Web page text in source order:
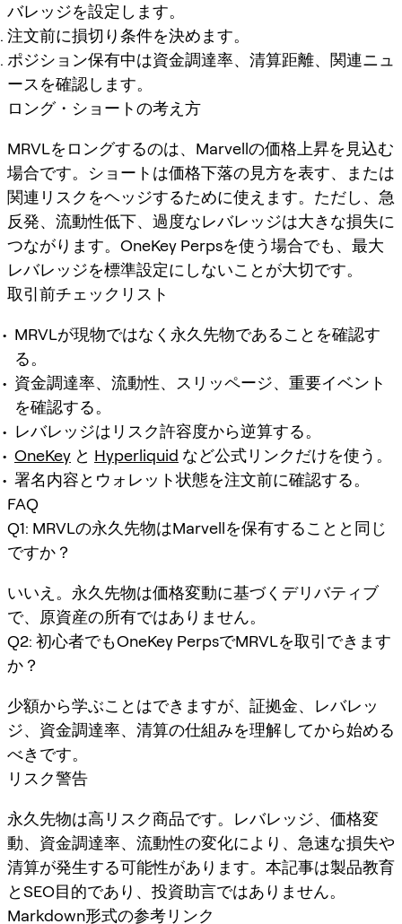
バレッジを設定します。
注文前に損切り条件を決めます。
ポジション保有中は資金調達率、清算距離、関連ニュ
ースを確認します。
ロング・ショートの考え方
MRVLをロングするのは、Marvellの価格上昇を見込む
場合です。ショートは価格下落の見方を表す、または
関連リスクをヘッジするために使えます。ただし、急
反発、流動性低下、過度なレバレッジは大きな損失に
つながります。OneKey Perpsを使う場合でも、最大
レバレッジを標準設定にしないことが大切です。
取引前チェックリスト
MRVLが現物ではなく永久先物であることを確認す
る。
資金調達率、流動性、スリッページ、重要イベント
を確認する。
レバレッジはリスク許容度から逆算する。
OneKey と Hyperliquid など公式リンクだけを使う。
署名内容とウォレット状態を注文前に確認する。
FAQ
Q1: MRVLの永久先物はMarvellを保有することと同じ
ですか？
いいえ。永久先物は価格変動に基づくデリバティブ
で、原資産の所有ではありません。
Q2: 初心者でもOneKey PerpsでMRVLを取引できます
か？
少額から学ぶことはできますが、証拠金、レバレッ
ジ、資金調達率、清算の仕組みを理解してから始める
べきです。
リスク警告
永久先物は高リスク商品です。レバレッジ、価格変
動、資金調達率、流動性の変化により、急速な損失や
清算が発生する可能性があります。本記事は製品教育
とSEO目的であり、投資助言ではありません。
Markdown形式の参考リンク